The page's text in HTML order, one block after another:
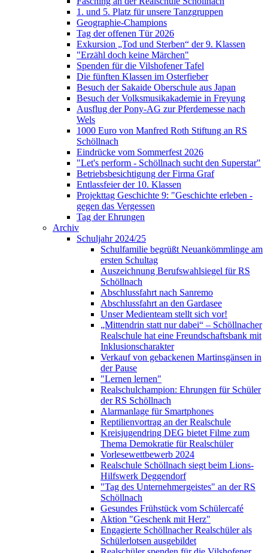
1. und 5. Platz für unsere Tanzgruppen
Geographie-Champions
Tag der offenen Tür 2026
Exkursion „Tod und Sterben“ der 9. Klassen
"Erzähl doch keine Märchen"
Spenden für die Vilshofener Tafel
Die fünften Klassen im Osterfieber
Besuch der Sakaide Oberschule aus Japan
Besuch der Volksmusikakademie in Freyung
Ausflug der Pony-AG zur Pferdemesse nach
Wels
1000 Euro von Manfred Roth Stiftung an RS
Schöllnach
Eindrücke vom Sommerfest 2026
"Let's perform - Schöllnach sucht den Superstar"
Betriebsbesichtigung der Firma Graf
Entlassfeier der 10. Klassen
Projekttag Geschichte 9: "Geschichte erleben -
gegen das Vergessen
Tag der Ehrungen
Archiv
Schuljahr 2024/25
Schulfamilie begrüßt Neuankömmlinge am
ersten Schultag
Auszeichnung Berufswahlsiegel für RS
Schöllnach
Abschlussfahrt nach Sanremo
Abschlussfahrt an den Gardasee
Unser Medienteam stellt sich vor!
„Mittendrin statt nur dabei“ – Schöllnacher
Realschule hat eine Freundschaftsbank mit
Inklusionscharakter
Verkauf von gebackenen Martinsgänsen in
der Pause
"Lernen lernen"
Realschulchampion: Ehrungen für Schüler
der RS Schöllnach
Alarmanlage für Smartphones
Reptilienvortrag an der Realschule
Kreisjugendring DEG bietet Filme zum
Thema Demokratie für Realschüler
Vorlesewettbewerb 2024
Realschule Schöllnach siegt beim Lions-
Hilfswerk Deggendorf
"Tag des Unternehmergeistes" an der RS
Schöllnach
Gesundes Frühstück vom Schülercafé
Aktion "Geschenk mit Herz"
Engagierte Schöllnacher Realschüler als
Schülerlotsen ausgebildet